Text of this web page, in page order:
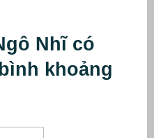
Nhĩ có
khoảng